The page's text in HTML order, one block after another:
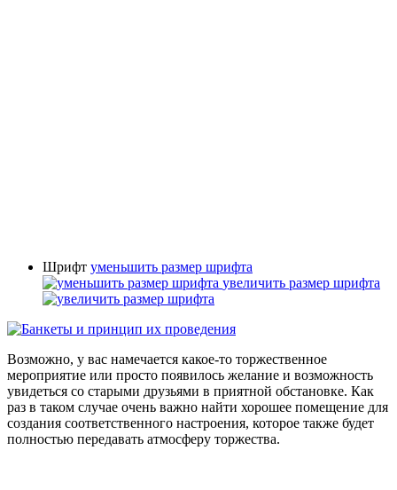
Шрифт уменьшить размер шрифта
увеличить размер шрифта
Возможно, у вас намечается какое-то торжественное
мероприятие или просто появилось желание и возможность
увидеться со старыми друзьями в приятной обстановке. Как
раз в таком случае очень важно найти хорошее помещение для
создания соответственного настроения, которое также будет
полностью передавать атмосферу торжества.